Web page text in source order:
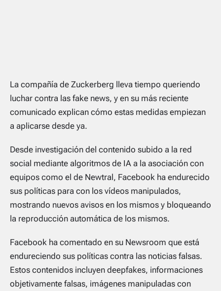
La compañía de Zuckerberg lleva tiempo queriendo
luchar contra las fake news, y en su más reciente
comunicado explican cómo estas medidas empiezan
a aplicarse desde ya.
Desde investigación del contenido subido a la red
social mediante algoritmos de IA a la asociación con
equipos como el de Newtral, Facebook ha endurecido
sus políticas para con los vídeos manipulados,
mostrando nuevos avisos en los mismos y bloqueando
la reproducción automática de los mismos.
Facebook ha comentado en su Newsroom que está
endureciendo sus políticas contra las noticias falsas.
Estos contenidos incluyen deepfakes, informaciones
objetivamente falsas, imágenes manipuladas con